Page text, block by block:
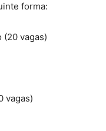
forma:
(20 vagas)
vagas)